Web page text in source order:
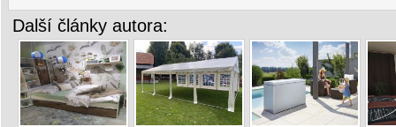
Další články autora: